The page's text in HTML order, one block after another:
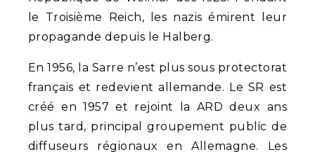
le Troisième Reich, les nazis émirent leur
propagande depuis le Halberg.
En 1956, la Sarre n’est plus sous protectorat
français et redevient allemande. Le SR est
créé en 1957 et rejoint la ARD deux ans
plus tard, principal groupement public de
diffuseurs régionaux en Allemagne. Les